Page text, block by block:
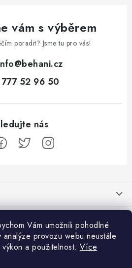
Vám umožnili pohodlné
provozu webu neustále
a použitelnost. Více
vám s výběrem
poradit? Jsme tu pro vás!
@behani.cz
777 52 96 50
zánět okostice